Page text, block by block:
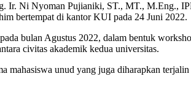
Ir. Ni Nyoman Pujianiki, ST., MT., M.Eng.,
bertempat di kantor KUI pada 24 Juni 2022.
bulan Agustus 2022, dalam bentuk
civitas akademik kedua universitas.
unud yang juga diharapkan